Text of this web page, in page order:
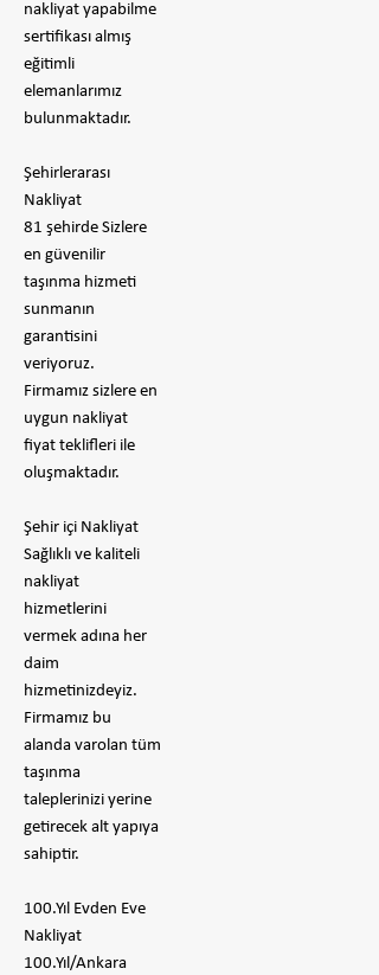
nakliyat yapabilme
sertifikası almış
eğitimli
elemanlarımız
bulunmaktadır.
Şehirlerarası
Nakliyat
81 şehirde Sizlere
en güvenilir
taşınma hizmeti
sunmanın
garantisini
veriyoruz.
Firmamız sizlere en
uygun nakliyat
fiyat teklifleri ile
oluşmaktadır.
Şehir içi Nakliyat
Sağlıklı ve kaliteli
nakliyat
hizmetlerini
vermek adına her
daim
hizmetinizdeyiz.
Firmamız bu
alanda varolan tüm
taşınma
taleplerinizi yerine
getirecek alt yapıya
sahiptir.
100.Yıl Evden Eve
Nakliyat
100.Yıl/Ankara